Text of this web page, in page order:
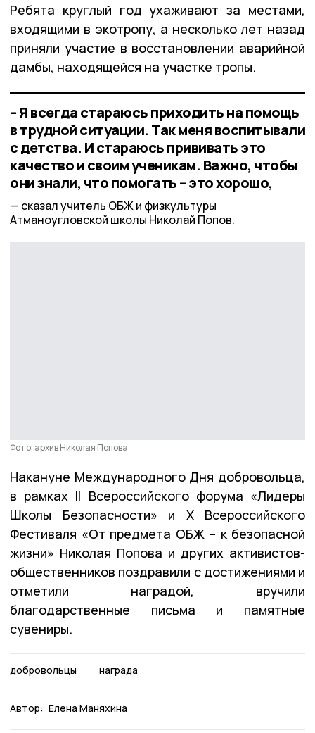
Ребята круглый год ухаживают за местами,
входящими в экотропу, а несколько лет назад
приняли участие в восстановлении аварийной
дамбы, находящейся на участке тропы.
– Я всегда стараюсь приходить на помощь
в трудной ситуации. Так меня воспитывали
с детства. И стараюсь прививать это
качество и своим ученикам. Важно, чтобы
они знали, что помогать – это хорошо,
сказал учитель ОБЖ и физкультуры
Атманоугловской школы Николай Попов.
Фото: архив Николая Попова
Накануне Международного Дня добровольца,
в рамках II Всероссийского форума «Лидеры
Школы Безопасности» и X Всероссийского
Фестиваля «От предмета ОБЖ – к безопасной
жизни» Николая Попова и других активистов-
общественников поздравили с достижениями и
отметили наградой, вручили
благодарственные письма и памятные
сувениры.
добровольцы награда
Автор: Елена Маняхина